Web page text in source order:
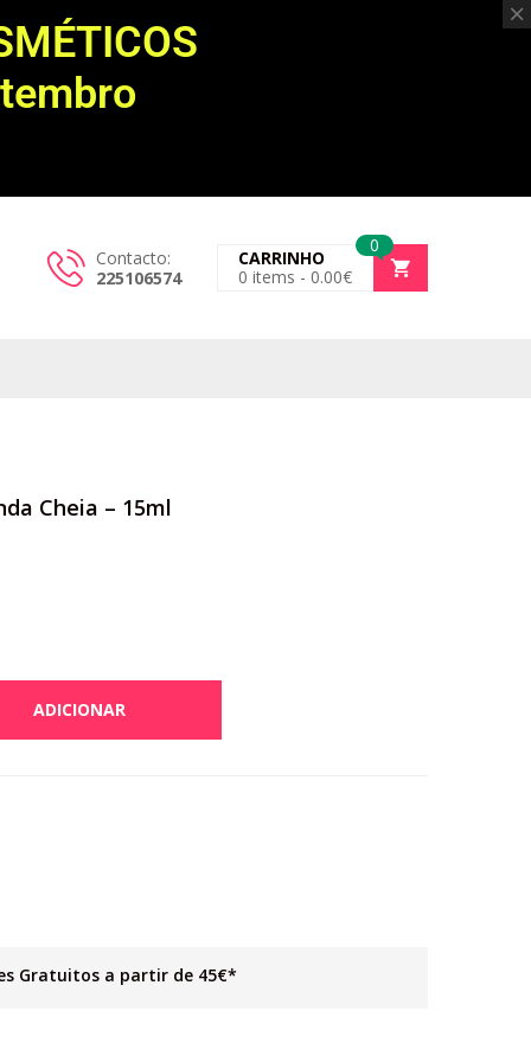
Contacto:
225106574
0
CARRINHO
0 items - 0.00€
Cheia – 15ml
ADICIONAR
Gratuitos a partir de 45€*